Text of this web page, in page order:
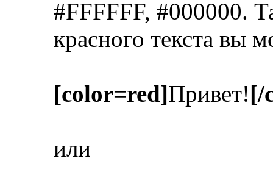
#FFFFFF, #000000.
красного текста вы
[color=red]Привет![/
или